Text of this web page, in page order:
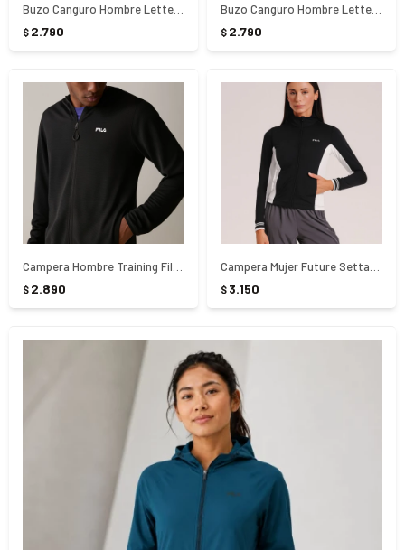
Buzo Canguro Hombre Letter Outline Light Fila - AZUL
$ 2.790
Buzo Canguro Hombre Letter Outline Light Fila - Verde
$ 2.790
Campera Hombre Training Fila Flow Sport - NEGRO
$ 2.890
Campera Mujer Future Settanta Fila - NEGRO
$ 3.150